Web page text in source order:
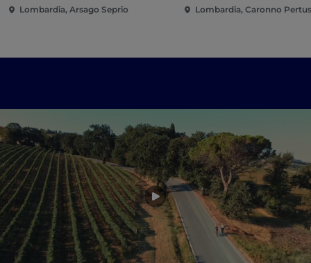
Lombardia, Arsago Seprio Lombardia, Caronno